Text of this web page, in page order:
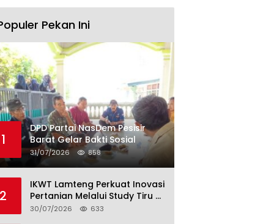
Pekan Ini
1
DPD Partai NasDem Pesisir
Barat Gelar Bakti Sosial
31/07/2026 858
2
IKWT Lamteng Perkuat Inovasi
Pertanian Melalui Study Tiru di
P4S Jimmy Hantu Foundation
30/07/2026 633